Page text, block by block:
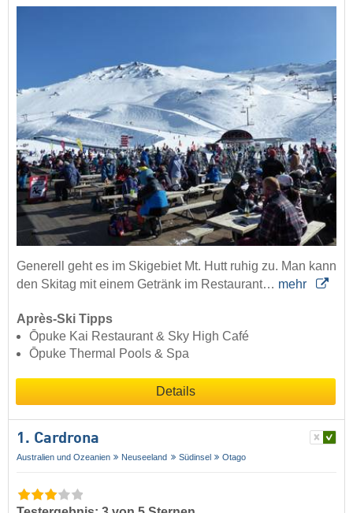
Generell geht es im Skigebiet Mt. Hutt ruhig zu. Man kann
den Skitag mit einem Getränk im Restaurant… mehr
Après-Ski Tipps
Ōpuke Kai Restaurant & Sky High Café
Ōpuke Thermal Pools & Spa
Details
1. Cardrona
Australien und Ozeanien Neuseeland Südinsel Otago